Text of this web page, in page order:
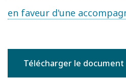
en faveur d'une
Télécharger le document